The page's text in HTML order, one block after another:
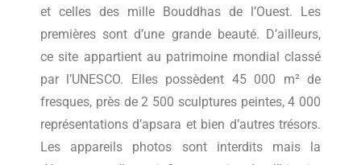
et celles des mille Bouddhas de l’Ouest. Les
premières sont d’une grande beauté. D’ailleurs,
ce site appartient au patrimoine mondial classé
par l’UNESCO. Elles possèdent 45 000 m² de
fresques, près de 2 500 sculptures peintes, 4 000
représentations d’apsara et bien d’autres trésors.
Les appareils photos sont interdits mais la